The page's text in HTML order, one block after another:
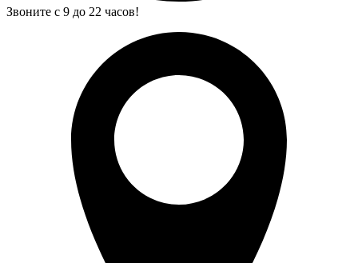
Звоните с 9 до 22 часов!